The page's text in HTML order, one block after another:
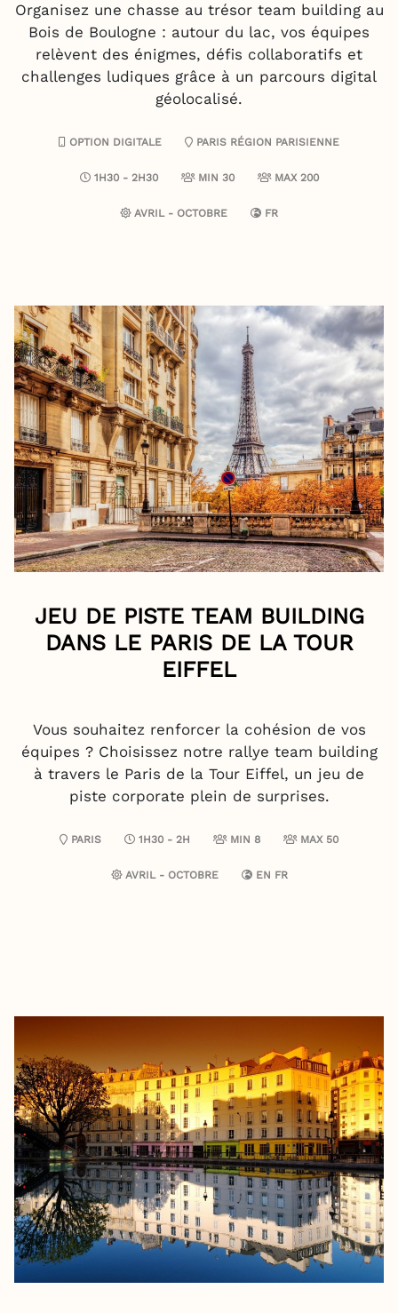
Organisez une chasse au trésor team building au
Bois de Boulogne : autour du lac, vos équipes
relèvent des énigmes, défis collaboratifs et
challenges ludiques grâce à un parcours digital
géolocalisé.
OPTION DIGITALE PARIS RÉGION PARISIENNE
1H30 - 2H30 MIN 30 MAX 200
AVRIL - OCTOBRE FR
JEU DE PISTE TEAM BUILDING
DANS LE PARIS DE LA TOUR
EIFFEL
Vous souhaitez renforcer la cohésion de vos
équipes ? Choisissez notre rallye team building
à travers le Paris de la Tour Eiffel, un jeu de
piste corporate plein de surprises.
PARIS 1H30 - 2H MIN 8 MAX 50
AVRIL - OCTOBRE EN FR